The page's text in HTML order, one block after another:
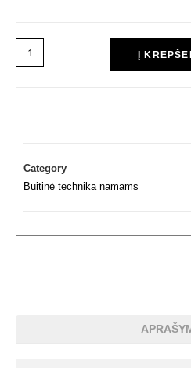
Į
Category
Buitinė technika namams